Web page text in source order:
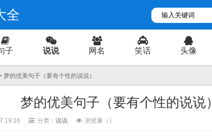
全
子 说说 网名 笑话 头像
梦的优美句子（要有个性的说说）
梦的优美句子（要有个性的说说）
分类： 说说 浏览量（ ）